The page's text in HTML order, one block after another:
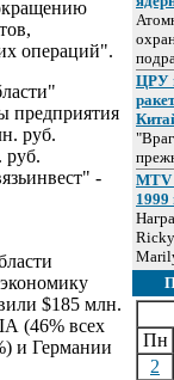
операций".
предприятия
руб.
руб.
-
$185 млн.
(46% всех
и Германии
ЦРУ
MTV
1999
Пн
2